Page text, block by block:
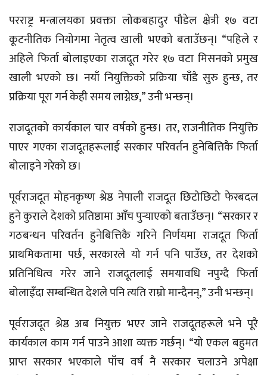
परराष्ट्र मन्त्रालयका प्रवक्ता लोकबहादुर पौडेल क्षेत्री १७ वटा
कूटनीतिक नियोगमा नेतृत्व खाली भएको बताउँछन्। “पहिले र
अहिले फिर्ता बोलाइएका राजदूत गरेर १७ वटा मिसनको प्रमुख
खाली भएको छ। नयाँ नियुक्तिको प्रक्रिया चाँडै सुरु हुन्छ, तर
प्रक्रिया पूरा गर्न केही समय लाग्नेछ,” उनी भन्छन्।
राजदूतको कार्यकाल चार वर्षको हुन्छ। तर, राजनीतिक नियुक्ति
पाएर गएका राजदूतहरूलाई सरकार परिवर्तन हुनेबित्तिकै फिर्ता
बोलाइने गरेको छ।
पूर्वराजदूत मोहनकृष्ण श्रेष्ठ नेपाली राजदूत छिटोछिटो फेरबदल
हुने कुराले देशको प्रतिष्ठामा आँच पुर्‍याएको बताउँछन्। “सरकार र
गठबन्धन परिवर्तन हुनेबित्तिकै गरिने निर्णयमा राजदूत फिर्ता
प्राथमिकतामा पर्छ, सरकारले यो गर्न पनि पाउँछ, तर देशको
प्रतिनिधित्व गरेर जाने राजदूतलाई समयावधि नपुग्दै फिर्ता
बोलाइँदा सम्बन्धित देशले पनि त्यति राम्रो मान्दैनन्,” उनी भन्छन्।
पूर्वराजदूत श्रेष्ठ अब नियुक्त भएर जाने राजदूतहरूले भने पूरै
कार्यकाल काम गर्न पाउने आशा व्यक्त गर्छन्। “यो एकल बहुमत
प्राप्त सरकार भएकाले पाँच वर्ष नै सरकार चलाउने अपेक्षा